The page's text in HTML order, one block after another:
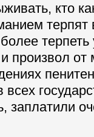
кто
терпеть
и произвол
всех
заплатили